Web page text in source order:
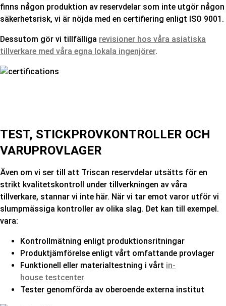
finns någon produktion av reservdelar som inte utgör någon
säkerhetsrisk, vi är nöjda med en certifiering enligt ISO 9001.
Dessutom gör vi tillfälliga revisioner hos våra asiatiska
tillverkare med våra egna lokala ingenjörer.
TEST, STICKPROVKONTROLLER OCH
VARUPROVLAGER
Även om vi ser till att Triscan reservdelar utsätts för en
strikt kvalitetskontroll under tillverkningen av våra
tillverkare, stannar vi inte här. När vi tar emot varor utför vi
slumpmässiga kontroller av olika slag. Det kan till exempel.
vara:
Kontrollmätning enligt produktionsritningar
Produktjämförelse enligt vårt omfattande provlager
Funktionell eller materialtestning i vårt in-
house testcenter
Tester genomförda av oberoende externa institut